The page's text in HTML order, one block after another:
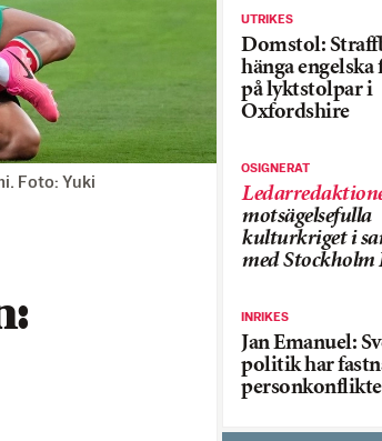
Foto: Yuki
UTRIKES
Domstol:
hänga engelska
på lyktstolpar i
Oxfordshire
OSIGNERAT
motsägelsefulla
kulturkriget i
med Stockholm
INRIKES
Jan Emanuel:
politik har